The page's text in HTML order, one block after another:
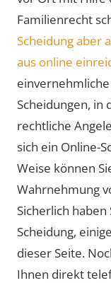
Familienrecht
Scheidung aber
aus online
Scheidungen, in
rechtliche
sich ein Online-
Weise können
Wahrnehmung
Sicherlich haben
Scheidung,
dieser Seite.
Ihnen direkt